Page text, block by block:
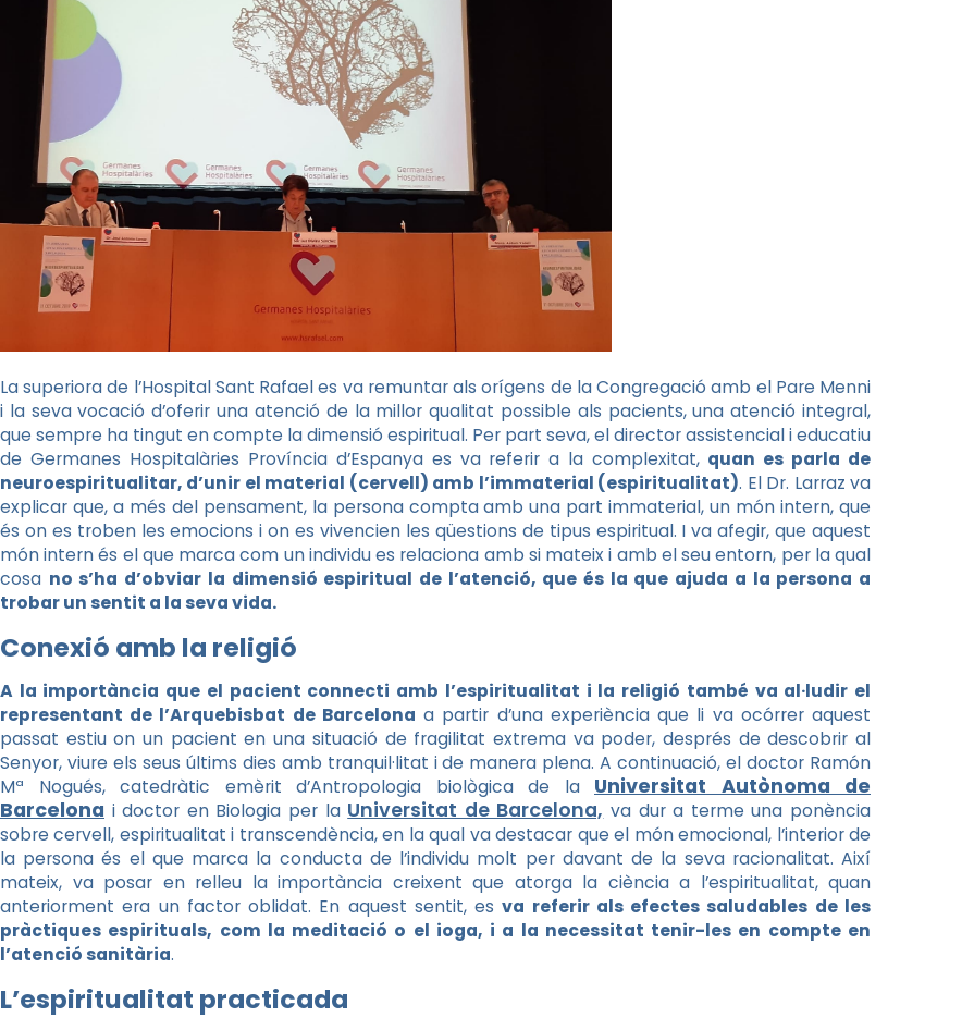
La superiora de l’Hospital Sant Rafael es va remuntar als orígens de la Congregació amb el Pare Menni
i la seva vocació d’oferir una atenció de la millor qualitat possible als pacients, una atenció integral,
que sempre ha tingut en compte la dimensió espiritual. Per part seva, el director assistencial i educatiu
de Germanes Hospitalàries Província d’Espanya es va referir a la complexitat, quan es parla de
neuroespiritualitar, d’unir el material (cervell) amb l’immaterial (espiritualitat). El Dr. Larraz va
explicar que, a més del pensament, la persona compta amb una part immaterial, un món intern, que
és on es troben les emocions i on es vivencien les qüestions de tipus espiritual. I va afegir, que aquest
món intern és el que marca com un individu es relaciona amb si mateix i amb el seu entorn, per la qual
cosa no s’ha d’obviar la dimensió espiritual de l’atenció, que és la que ajuda a la persona a
trobar un sentit a la seva vida.
Conexió amb la religió
A la importància que el pacient connecti amb l’espiritualitat i la religió també va al·ludir el
representant de l’Arquebisbat de Barcelona a partir d’una experiència que li va ocórrer aquest
passat estiu on un pacient en una situació de fragilitat extrema va poder, després de descobrir al
Senyor, viure els seus últims dies amb tranquil·litat i de manera plena. A continuació, el doctor Ramón
Mª Nogués, catedràtic emèrit d’Antropologia biològica de la Universitat Autònoma de
Barcelona i doctor en Biologia per la Universitat de Barcelona, va dur a terme una ponència
sobre cervell, espiritualitat i transcendència, en la qual va destacar que el món emocional, l’interior de
la persona és el que marca la conducta de l’individu molt per davant de la seva racionalitat. Així
mateix, va posar en relleu la importància creixent que atorga la ciència a l’espiritualitat, quan
anteriorment era un factor oblidat. En aquest sentit, esva referir als efectes saludables de les
pràctiques espirituals, com la meditació o el ioga, i a la necessitat tenir-les en compte en
l’atenció sanitària.
L’espiritualitat practicada